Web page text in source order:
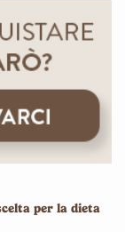
per la dieta